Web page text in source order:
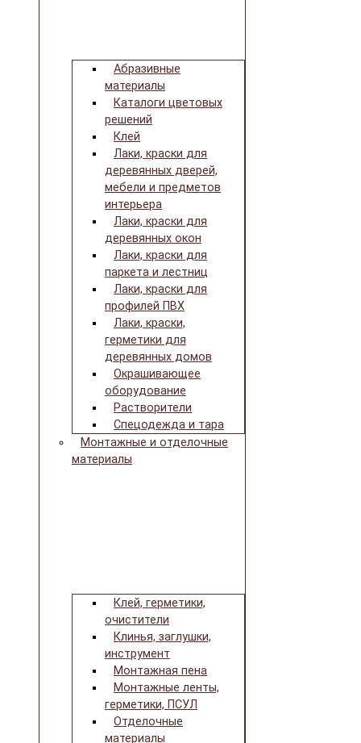
Абразивные
материалы
Каталоги цветовых
решений
Клей
Лаки, краски для
деревянных дверей,
мебели и предметов
интерьера
Лаки, краски для
деревянных окон
Лаки, краски для
паркета и лестниц
Лаки, краски для
профилей ПВХ
Лаки, краски,
герметики для
деревянных домов
Окрашивающее
оборудование
Растворители
Спецодежда и тара
Монтажные и отделочные
материалы
Клей, герметики,
очистители
Клинья, заглушки,
инструмент
Монтажная пена
Монтажные ленты,
герметики, ПСУЛ
Отделочные
материалы